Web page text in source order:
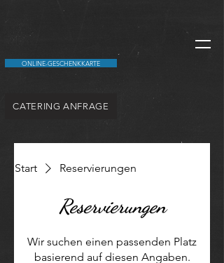
ONLINE-GESCHENKKARTE
CATERING ANFRAGE
Start Reservierungen
Reservierungen
Wir suchen einen passenden Platz
basierend auf diesen Angaben.